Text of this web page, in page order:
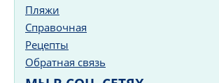
Пляжи
Справочная
Рецепты
Обратная связь